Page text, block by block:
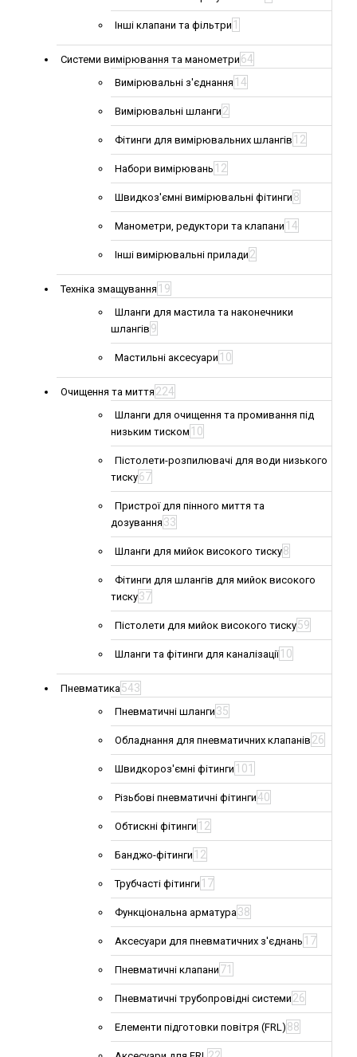
Інші клапани та фільтри 1
Системи вимірювання та манометри 64
Вимірювальні з'єднання 14
Вимірювальні шланги 2
Фітинги для вимірювальних шлангів 12
Набори вимірювань 12
Швидкоз'ємні вимірювальні фітинги 8
Манометри, редуктори та клапани 14
Інші вимірювальні прилади 2
Техніка змащування 19
Шланги для мастила та наконечники
шлангів 9
Мастильні аксесуари 10
Очищення та миття 224
Шланги для очищення та промивання під
низьким тиском 10
Пістолети-розпилювачі для води низького
тиску67
Пристрої для пінного миття та
дозування 33
Шланги для мийок високого тиску8
Фітинги для шлангів для мийок високого
тиску37
Пістолети для мийок високого тиску59
Шланги та фітинги для каналізації 10
Пневматика543
Пневматичні шланги 35
Обладнання для пневматичних клапанів 26
Швидкороз'ємні фітинги 101
Різьбові пневматичні фітинги40
Обтискні фітинги 12
Банджо-фітинги 12
Трубчасті фітинги 17
Функціональна арматура38
Аксесуари для пневматичних з'єднань 17
Пневматичні клапани 71
Пневматичні трубопровідні системи 26
Елементи підготовки повітря (FRL) 88